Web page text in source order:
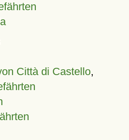
Città di Castello,